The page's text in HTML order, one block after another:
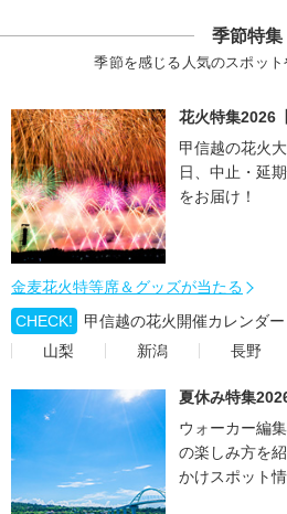
季節特集
季節を感じる人気のスポッ
花火特集2026
甲信越の花火
日、中止・延
をお届け！
金麦花火特等席＆グッズが当たる
CHECK!
甲信越の花火開催カレンダー
山梨
新潟 長野
夏休み特集
ウォーカー編
の楽しみ方を
かけスポット